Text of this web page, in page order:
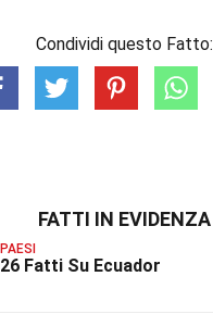
Condividi questo Fatto:
FATTI IN EVIDENZA
PAESI
26 Fatti Su Ecuador